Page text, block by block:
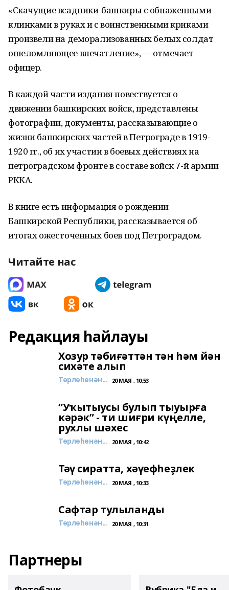
«Скачущие всадники-башкиры с обнаженными
клинками в руках и с воинственными криками
произвели на деморализованных белых солдат
ошеломляющее впечатление», — отмечает
офицер.
В каждой части издания повествуется о
движении башкирских войск, представлены
фотографии, документы, рассказывающие о
жизни башкирских частей в Петрограде в 1919-
1920 гг., об их участии в боевых действиях на
петроградском фронте в составе войск 7-й армии
РККА.
В книге есть информация о рождении
Башкирской Республики, рассказывается об
итогах ожесточенных боев под Петроградом.
Читайте нас
Редакция һайлауы
Хозур тәбиғәттән тән һәм йән
сихәте алып
Төрлөһөнән... 20 МАЯ , 10:53
“Уҡытыусы булып тыуырға
кәрәк” - ти шиғри күңелле,
рухлы шәхес
Төрлөһөнән... 20 МАЯ , 10:42
Тәү сиратта, хәүефһеҙлек
Төрлөһөнән... 20 МАЯ , 10:33
Сафтар тулыланды
Төрлөһөнән... 20 МАЯ , 10:31
Партнеры